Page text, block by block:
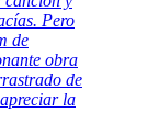
Pero
de
obra
de
la